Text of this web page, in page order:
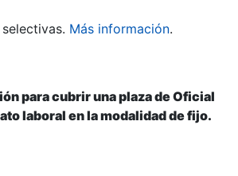
Más información.
para cubrir una plaza de Oficial
laboral en la modalidad de fijo.